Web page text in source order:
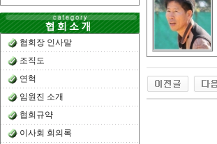
협회장 인사말
조직도
연혁
임원진 소개
협회규약
이사회 회의록